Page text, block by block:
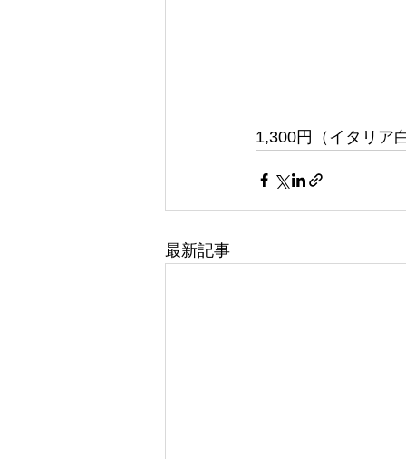
1,300円（イタリア
最新記事